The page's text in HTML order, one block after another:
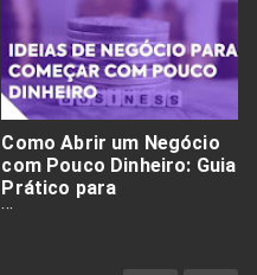
Como Abrir um Negócio
com Pouco Dinheiro: Guia
Prático para
Empreendedores